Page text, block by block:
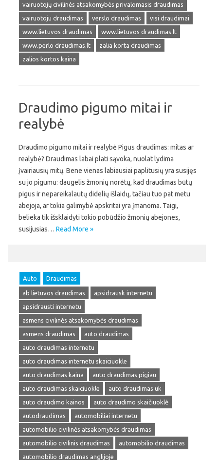
vairuotojų civilinės atsakomybės privalomasis draudimas
vairuotoju draudimas
verslo draudimas
visi draudimai
www.lietuvos draudimas
www.lietuvos draudimas.lt
www.perlo draudimas.lt
zalia korta draudimas
zalios kortos kaina
Draudimo pigumo mitai ir
realybė
Draudimo pigumo mitai ir realybė Pigus draudimas: mitas ar
realybė? Draudimas labai plati sąvoka, nuolat lydima
įvairiausių mitų. Bene vienas labiausiai paplitusių yra susijęs
su jo pigumu: daugelis žmonių norėtų, kad draudimas būtų
pigus ir nepareikalautų didelių išlaidų, tačiau tuo pat metu
abejoja, ar tokia galimybė apskritai yra įmanoma. Taigi,
belieka tik išsklaidyti tokio pobūdžio žmonių abejones,
susijusias… Read More »
Auto Draudimas
ab lietuvos draudimas
apsidrausk internetu
apsidrausti internetu
asmens civilinės atsakomybės draudimas
asmens draudimas
auto draudimas
auto draudimas internetu
auto draudimas internetu skaiciuokle
auto draudimas kaina
auto draudimas pigiau
auto draudimas skaiciuokle
auto draudimas uk
auto draudimo kainos
auto draudimo skaičiuoklė
autodraudimas
automobiliai internetu
automobilio civilinės atsakomybės draudimas
automobilio civilinis draudimas
automobilio draudimas
automobilio draudimas anglijoje